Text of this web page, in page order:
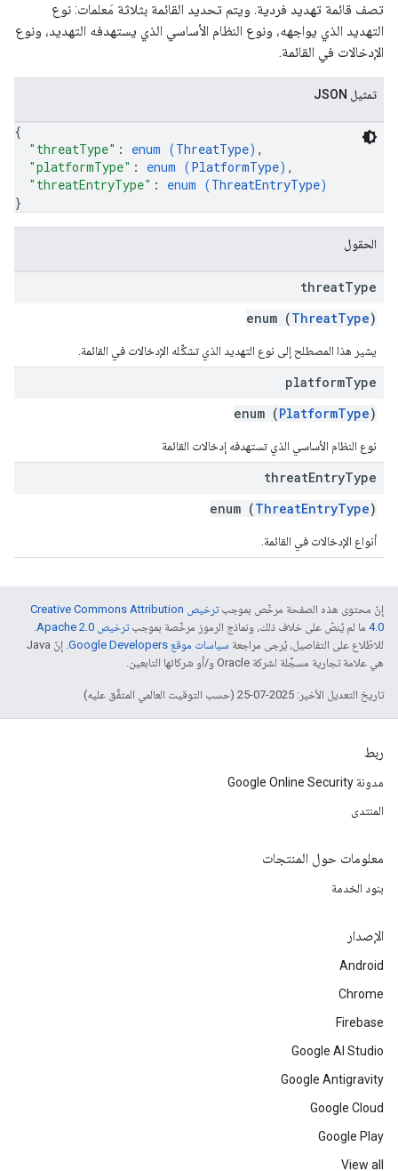
تصف قائمة تهديد فردية. ويتم تحديد القائمة بثلاثة مَعلمات: نوع
التهديد الذي يواجهه، ونوع النظام الأساسي الذي يستهدفه التهديد، ونوع
الإدخالات في القائمة.
تمثيل JSON
{
"threatType" : enum (ThreatType) ,
"platformType" : enum (PlatformType) ,
"threatEntryType" : enum (ThreatEntryType)
}
الحقول
threatType
enum (ThreatType)
يشير هذا المصطلح إلى نوع التهديد الذي تشكِّله الإدخالات في القائمة.
platformType
enum (PlatformType)
نوع النظام الأساسي الذي تستهدفه إدخالات القائمة
threatEntryType
enum (ThreatEntryType)
أنواع الإدخالات في القائمة.
إنّ محتوى هذه الصفحة مرخّص بموجب
ترخيص Creative Commons Attribution
4.0‏ ما لم يُنصّ على خلاف ذلك، ونماذج الرموز مرخّصة بموجبترخيص Apache 2.0‏
.
للاطّلاع على التفاصيل، يُرجى مراجعة سياسات موقع Google Developers‏
. إنّ Java
هي علامة تجارية مسجَّلة لشركة Oracle و/أو شركائها التابعين.
تاريخ التعديل الأخير: 2025-07-25 (حسب التوقيت العالمي المتفَّق عليه)
ربط
مدونة Google Online Security
المنتدى
معلومات حول المنتجات
بنود الخدمة
الإصدار
Android
Chrome
Firebase
Google AI Studio
Google Antigravity
Google Cloud
Google Play
View all